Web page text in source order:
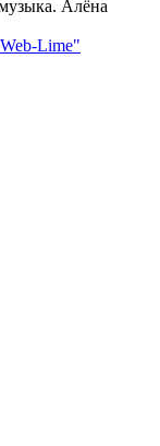
Алёна
Lime"